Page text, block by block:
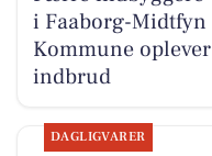
i Faaborg-Midtfyn
Kommune oplever
indbrud
DAGLIGVARER